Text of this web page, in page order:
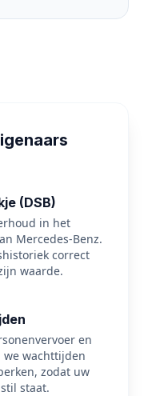
(DSB)
in het
Mercedes-Benz.
correct
waarde.
en
wachttijden
zodat uw
staat.